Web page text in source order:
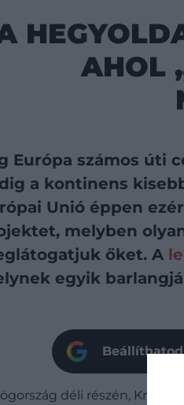
AHOL
Európa számos úti
a kontinens
Unió éppen
melyben
őket. A
egyik
déli részén, Kréta